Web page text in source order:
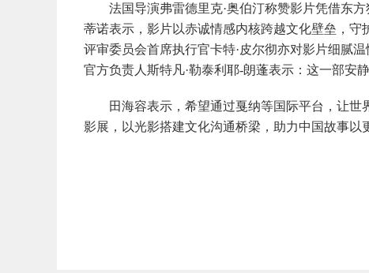
法国导演弗雷德里克·奥伯汀称赞影片凭借东方
蒂诺表示，影片以赤诚情感内核跨越文化壁垒，
评审委员会首席执行官卡特·皮尔彻亦对影片细腻
官方负责人斯特凡·勒泰利耶-朗蓬表示：这一部安
田海容表示，希望通过戛纳等国际平台，让世
影展，以光影搭建文化沟通桥梁，助力中国故事以